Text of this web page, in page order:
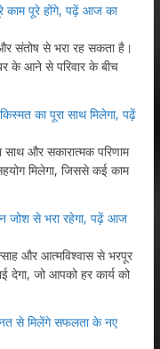
काम पूरे होंगे, पढ़ें आज का
संतोष से भरा रह सकता है।
के आने से परिवार के बीच
का पूरा साथ मिलेगा, पढ़ें
और सकारात्मक परिणाम
मिलेगा, जिससे कई काम
जोश से भरा रहेगा, पढ़ें आज
और आत्मविश्वास से भरपूर
जो आपको हर कार्य को
से मिलेंगे सफलता के नए